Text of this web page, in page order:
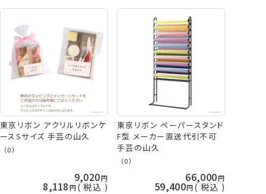
東京リボン アクリルリボンケ
ースSサイズ 手芸の山久
（0）
9,020
8,118 税込
東京リボン ペーパースタンド
F型 メーカー直送代引不可
手芸の山久
（0）
66,000
59,400 税込